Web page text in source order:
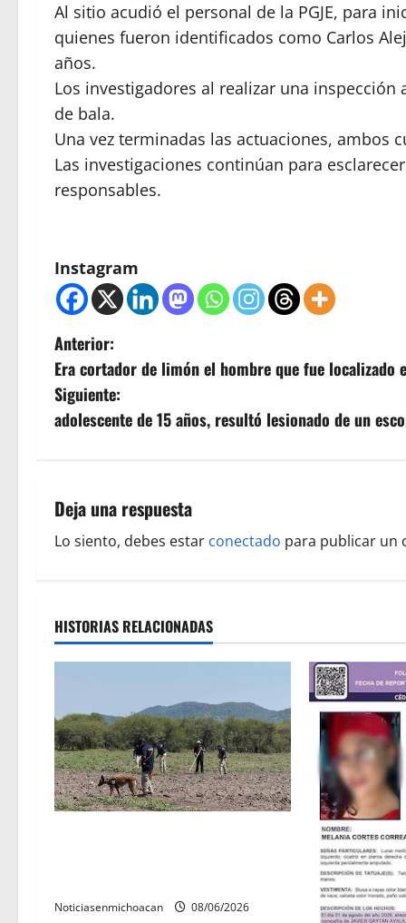
Al sitio acudió el personal de la PGJE, para
quienes fueron identificados como Carlos
años.
Los investigadores al realizar una
de bala.
Una vez terminadas las actuaciones, ambos
Las investigaciones continúan para
responsables.
Instagram
N
a
v
g
a
i
ó
d
e
e
Anterior:
Era cortador de limón el hombre que fue localizado
Siguiente:
adolescente de 15 años, resultó lesionado de un
Deja una respuesta
Lo siento, debes estar conectado para publicar un
HISTORIAS RELACIONADAS
Noticiasenmichoacan 08/06/2026